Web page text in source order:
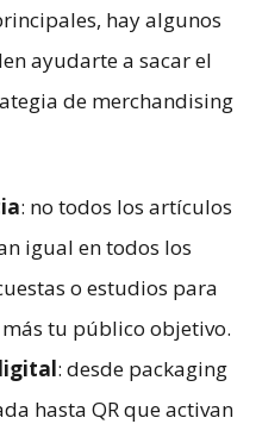
hay algunos
ayudarte a sacar el
de merchandising
: no todos los artículos
igual en todos los
o estudios para
tu público objetivo.
: desde packaging
hasta QR que activan